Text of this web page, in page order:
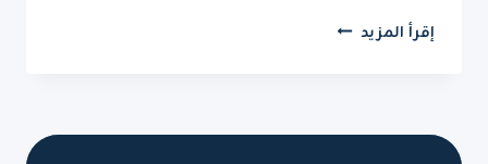
إقرأ المزيد قواطع
ت: